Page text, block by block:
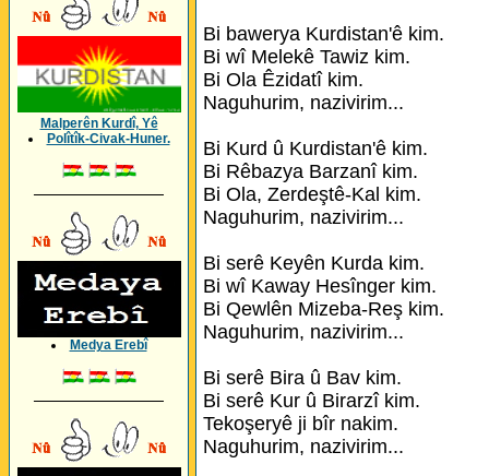
Malperên Kurdî, Yê
Polîtîk-Civak-Huner.
Medya Erebî
Bi bawerya Kurdistan'ê kim.
Bi wî Melekê Tawiz kim.
Bi Ola Êzidatî kim.
Naguhurim, nazivirim...
Bi Kurd û Kurdistan'ê kim.
Bi Rêbazya Barzanî kim.
Bi Ola, Zerdeştê-Kal kim.
Naguhurim, nazivirim...
Bi serê Keyên Kurda kim.
Bi wî Kaway Hesînger kim.
Bi Qewlên Mizeba-Reş kim.
Naguhurim, nazivirim...
Bi serê Bira û Bav kim.
Bi serê Kur û Birarzî kim.
Tekoşeryê ji bîr nakim.
Naguhurim, nazivirim...